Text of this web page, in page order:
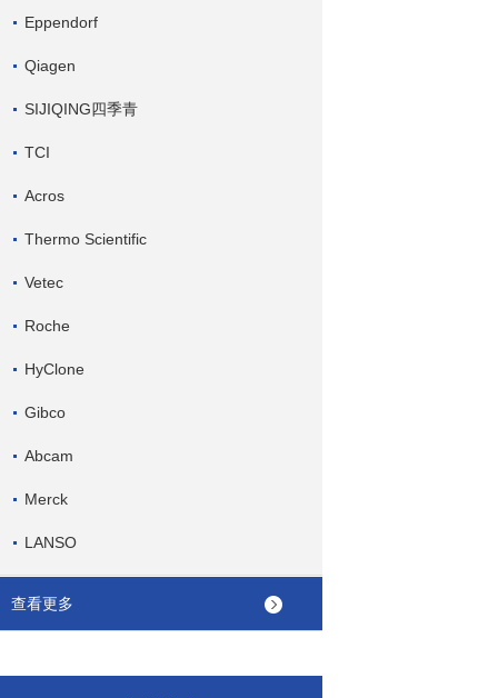
Eppendorf
Qiagen
SIJIQING四季青
TCI
Acros
Thermo Scientific
Vetec
Roche
HyClone
Gibco
Abcam
Merck
LANSO
查看更多